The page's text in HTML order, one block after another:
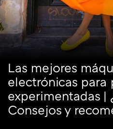
Las mejores
electrónicas para
experimentadas |
Consejos y